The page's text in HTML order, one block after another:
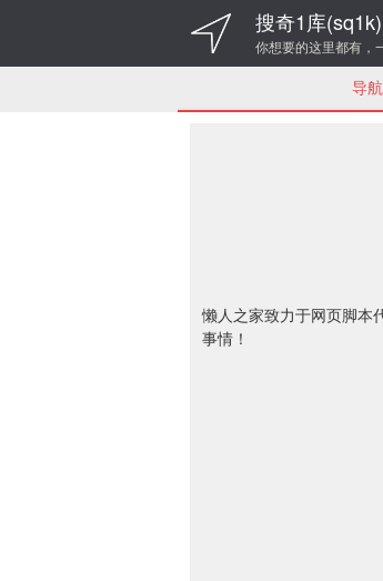
搜奇1库(sq1k)
你想要的这里都有，
导航
懒人之家致力于网页脚本
事情！